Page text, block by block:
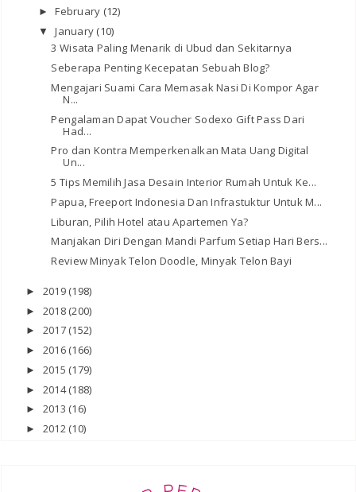
►February (12)
▼January (10)
3 Wisata Paling Menarik di Ubud dan Sekitarnya
Seberapa Penting Kecepatan Sebuah Blog?
Mengajari Suami Cara Memasak Nasi Di Kompor Agar
N...
Pengalaman Dapat Voucher Sodexo Gift Pass Dari
Had...
Pro dan Kontra Memperkenalkan Mata Uang Digital
Un...
5 Tips Memilih Jasa Desain Interior Rumah Untuk Ke...
Papua, Freeport Indonesia Dan Infrastuktur Untuk M...
Liburan, Pilih Hotel atau Apartemen Ya?
Manjakan Diri Dengan Mandi Parfum Setiap Hari Bers...
Review Minyak Telon Doodle, Minyak Telon Bayi
► 2019 (198)
► 2018 (200)
► 2017 (152)
► 2016 (166)
► 2015 (179)
► 2014(188)
► 2013 (16)
► 2012 (10)